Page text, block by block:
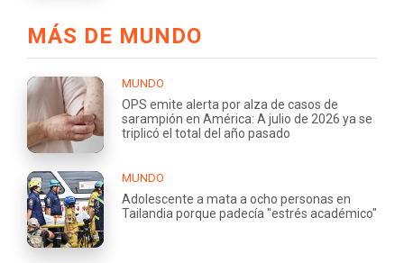
MÁS DE MUNDO
MUNDO
OPS emite alerta por alza de casos de
sarampión en América: A julio de 2026 ya se
triplicó el total del año pasado
MUNDO
Adolescente a mata a ocho personas en
Tailandia porque padecía "estrés académico"